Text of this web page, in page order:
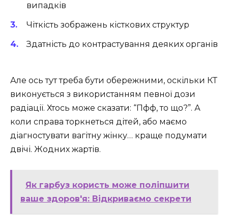
випадків
Чіткість зображень кісткових структур
Здатність до контрастування деяких органів
Але ось тут треба бути обережними, оскільки КТ
виконується з використанням певної дози
радіації. Хтось може сказати: “Пфф, то що?”. А
коли справа торкнеться дітей, або маємо
діагностувати вагітну жінку… краще подумати
двічі. Жодних жартів.
Як гарбуз користь може поліпшити
ваше здоров'я: Відкриваємо секрети